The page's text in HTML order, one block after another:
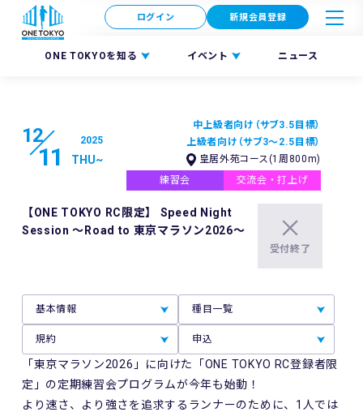
ONE TOKYOを知る イベント ニュース
ログイン 新規会員登録
12
11
2025
THU~
中上級者向け（サブ3.5目標）
上級者向け（サブ3～2.5目標）
皇居外苑コース(1周800m)
練習会
交流会・打上げ
【ONE TOKYO RC限定】 Speed Night
Session ～Road to 東京マラソン2026～
受付終了
基本情報 種目一覧
規約 申込
「東京マラソン2026」に向けた「ONE TOKYO RC登録者限
定」の定期練習会プログラムが今年も始動！
より速さ、より強さを追求するランナーのために、1人では